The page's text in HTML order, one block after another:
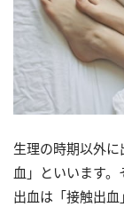
生理の時期以外
血」といいます
出血は「接触出血